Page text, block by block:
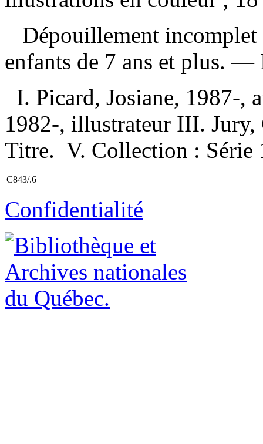
Dépouillement
enfants de 7 ans et plus. —
I. Picard, Josiane, 1987-,
1982-, illustrateur III.
Titre. V. Collection : Série
C843/.6
Confidentialité